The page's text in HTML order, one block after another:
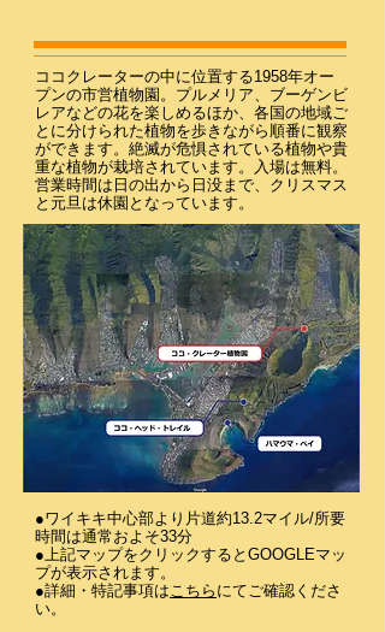
ココクレーターの中に位置する1958年オー
プンの市営植物園。プルメリア、ブーゲンビ
レアなどの花を楽しめるほか、各国の地域ご
とに分けられた植物を歩きながら順番に観察
ができます。絶滅が危惧されている植物や貴
重な植物が栽培されています。入場は無料。
営業時間は日の出から日没まで、クリスマス
と元旦は休園となっています。
●ワイキキ中心部より片道約13.2マイル/所要
時間は通常およそ33分
​●上記マップをクリックするとGOOGLEマッ
プが表示されます。
●詳細・特記事項はこちら にてご確認くださ
い。​